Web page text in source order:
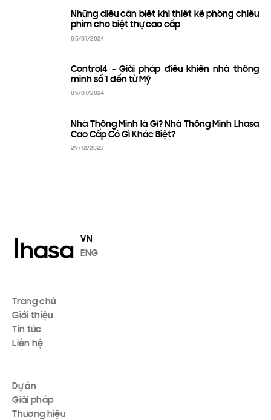
Những điều cần biết khi thiết kế phòng chiếu
phim cho biệt thự cao cấp
05/01/2024
Control4 - Giải pháp điều khiển nhà thông
minh số 1 đến từ Mỹ
05/01/2024
Nhà Thông Minh là Gì? Nhà Thông Minh Lhasa
Cao Cấp Có Gì Khác Biệt?
29/12/2023
VN
ENG
Trang chủ
Giới thiệu
Tin tức
Liên hệ
Dự án
Giải pháp
Thương hiệu